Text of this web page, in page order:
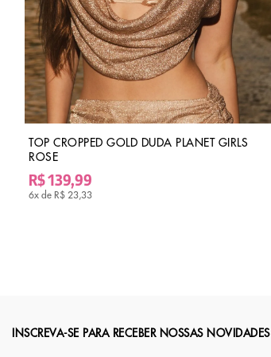
TOP CROPPED GOLD DUDA PLANET GIRLS
ROSE
R$ 139,99
6x de R$ 23,33
INSCREVA-SE PARA RECEBER NOSSAS NOVIDADES